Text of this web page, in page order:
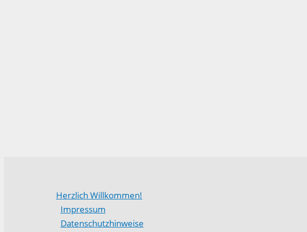
Herzlich Willkommen!
Impressum
Datenschutzhinweise